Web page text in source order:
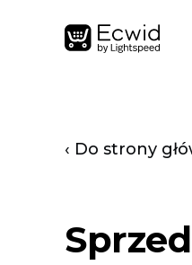
‹ Do strony